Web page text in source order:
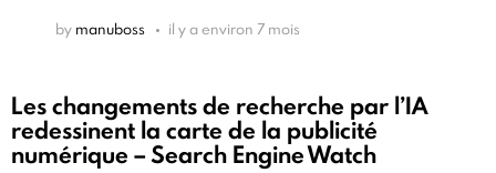
by manuboss il y a environ 7 mois
Les changements de recherche par l’IA
redessinent la carte de la publicité
numérique – Search Engine Watch